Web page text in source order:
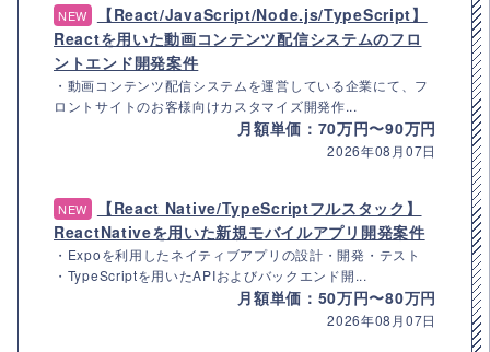
NEW
【React/JavaScript/Node.js/TypeScript】
Reactを用いた動画コンテンツ配信システムのフロ
ントエンド開発案件
・動画コンテンツ配信システムを運営している企業にて、フ
ロントサイトのお客様向けカスタマイズ開発作...
月額単価：70万円〜90万円
2026年08月07日
NEW
【React Native/TypeScriptフルスタック】
ReactNativeを用いた新規モバイルアプリ開発案件
・Expoを利用したネイティブアプリの設計・開発・テスト
・TypeScriptを用いたAPIおよびバックエンド開...
月額単価：50万円〜80万円
2026年08月07日